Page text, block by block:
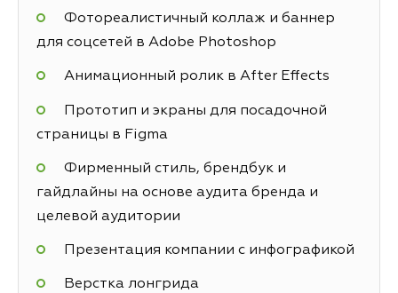
Фотореалистичный коллаж и баннер
для соцсетей в Adobe Photoshop
Анимационный ролик в After Effects
Прототип и экраны для посадочной
страницы в Figma
Фирменный стиль, брендбук и
гайдлайны на основе аудита бренда и
целевой аудитории
Презентация компании с инфографикой
Верстка лонгрида